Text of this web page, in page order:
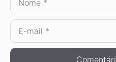
E-
mail